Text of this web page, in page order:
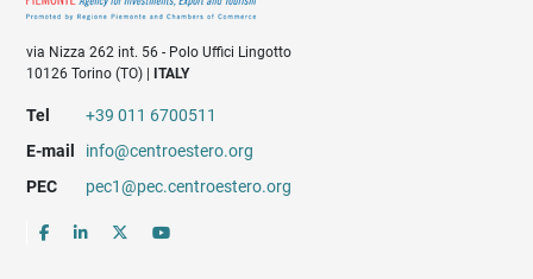
via Nizza 262 int. 56 - Polo Uffici Lingotto
10126 Torino (TO) |
ITALY
Tel
+39 011 6700511
E-mail
info@centroestero.org
PEC
pec1@pec.centroestero.org